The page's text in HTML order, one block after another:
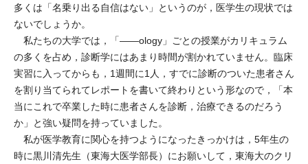
多くは「名乗り出る自信はない」というのが，医学生の現状では
ないでしょうか。
私たちの大学では，「――ology」ごとの授業がカリキュラム
の多くを占め，診断学にはあまり時間が割かれていません。臨床
実習に入ってからも，1週間に1人，すでに診断のついた患者さん
を割り当てられてレポートを書いて終わりという形なので，「本
当にこれで卒業した時に患者さんを診断，治療できるのだろう
か」と強い疑問を持っていました。
私が医学教育に関心を持つようになったきっかけは，5年生の
時に黒川清先生（東海大医学部長）にお願いして，東海大のクリ